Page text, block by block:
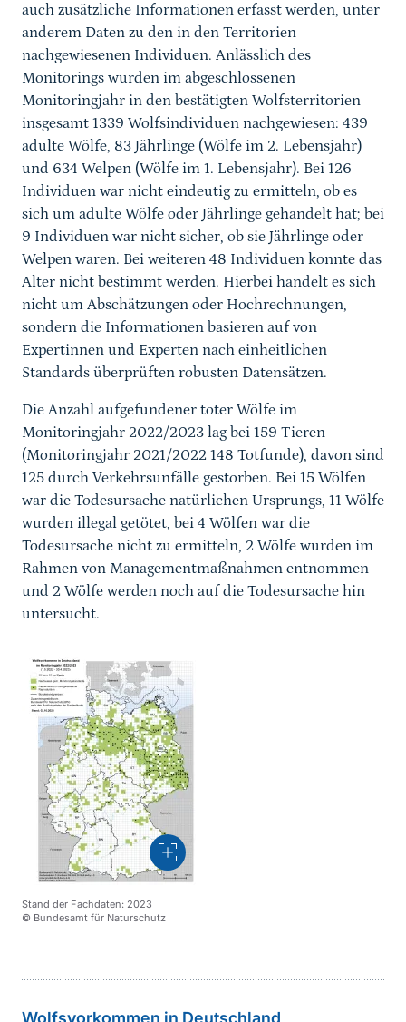
auch zusätzliche Informationen erfasst werden, unter
anderem Daten zu den in den Territorien
nachgewiesenen Individuen. Anlässlich des
Monitorings wurden im abgeschlossenen
Monitoringjahr in den bestätigten Wolfsterritorien
insgesamt 1339 Wolfsindividuen nachgewiesen: 439
adulte Wölfe, 83 Jährlinge (Wölfe im 2. Lebensjahr)
und 634 Welpen (Wölfe im 1. Lebensjahr). Bei 126
Individuen war nicht eindeutig zu ermitteln, ob es
sich um adulte Wölfe oder Jährlinge gehandelt hat; bei
9 Individuen war nicht sicher, ob sie Jährlinge oder
Welpen waren. Bei weiteren 48 Individuen konnte das
Alter nicht bestimmt werden. Hierbei handelt es sich
nicht um Abschätzungen oder Hochrechnungen,
sondern die Informationen basieren auf von
Expertinnen und Experten nach einheitlichen
Standards überprüften robusten Datensätzen.
Die Anzahl aufgefundener toter Wölfe im
Monitoringjahr 2022/2023 lag bei 159 Tieren
(Monitoringjahr 2021/2022 148 Totfunde), davon sind
125 durch Verkehrsunfälle gestorben. Bei 15 Wölfen
war die Todesursache natürlichen Ursprungs, 11 Wölfe
wurden illegal getötet, bei 4 Wölfen war die
Todesursache nicht zu ermitteln, 2 Wölfe wurden im
Rahmen von Managementmaßnahmen entnommen
und 2 Wölfe werden noch auf die Todesursache hin
untersucht.
Vergrößern
Stand der Fachdaten: 2023
© Bundesamt für Naturschutz
Wolfsvorkommen in Deutschland